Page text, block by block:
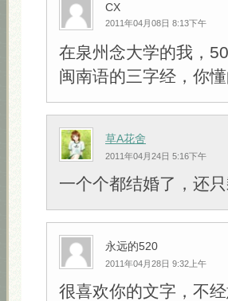
CX
2011年04月08日 8:13下午
在泉州念大学的我，
闽南语的三字经，你懂
草A花舍
2011年04月24日 5:16下午
一个个都结婚了，还
永远的520
2011年04月28日 9:32上午
很喜欢你的文字，不